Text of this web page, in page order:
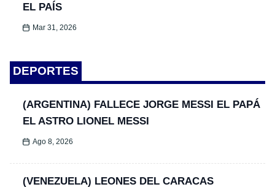
EL PAÍS
Mar 31, 2026
DEPORTES
(ARGENTINA) FALLECE JORGE MESSI EL PAPÁ
EL ASTRO LIONEL MESSI
Ago 8, 2026
(VENEZUELA) LEONES DEL CARACAS